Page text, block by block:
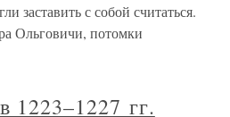
заставить с собой считаться.
Ольговичи, потомки
1223–1227 гг.